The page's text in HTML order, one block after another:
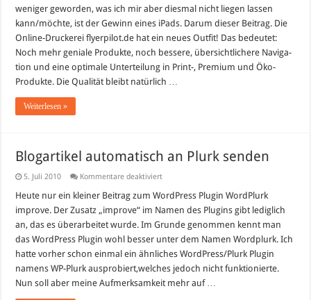
weniger geworden, was ich mir aber diesmal nicht liegen lassen
kann/möchte, ist der Gewinn eines iPads. Darum dieser Beitrag. Die
Online-Druckerei flyerpilot.de hat ein neues Out­fit! Das bedeu­tet:
Noch mehr geniale Pro­dukte, noch bes­sere, über­sicht­li­chere Navi­ga­
tion und eine opti­male Unter­tei­lung in Print-, Pre­mium und Öko-
Produkte. Die Qua­li­tät bleibt natür­lich …
Weiterlesen »
Blogartikel automatisch an Plurk senden
5. Juli 2010 Kommentare deaktiviertfür
automatisch
Plurk
senden
Heute nur ein kleiner Beitrag zum WordPress Plugin WordPlurk
improve. Der Zusatz „improve“ im Namen des Plugins gibt lediglich
an, das es überarbeitet wurde. Im Grunde genommen kennt man
das WordPress Plugin wohl besser unter dem Namen Wordplurk. Ich
hatte vorher schon einmal ein ähnliches WordPress/Plurk Plugin
namens WP-Plurk ausprobiert,welches jedoch nicht funktionierte.
Nun soll aber meine Aufmerksamkeit mehr auf …